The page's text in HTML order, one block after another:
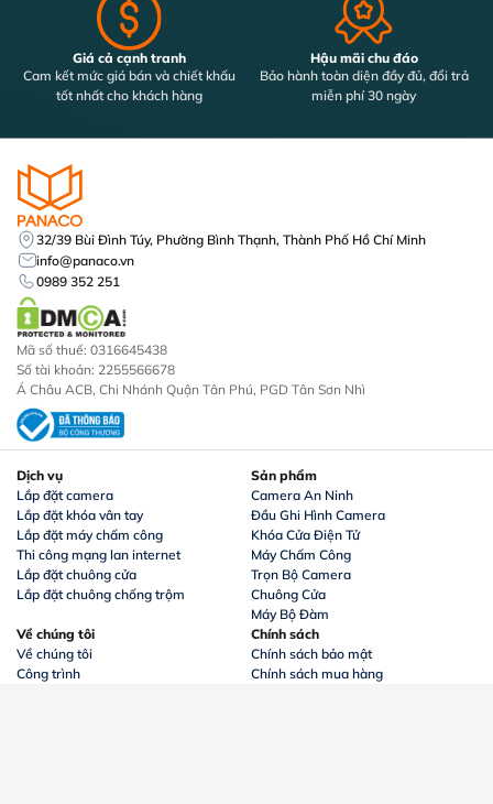
năng nổi bật như sau:
Hỗ trợđộ phân giải 3MP (2K) cùng cảm biến 1/3”
CMOScung cấp hình ảnh rõ nét hơn so với các dòng
camera Full HD cùng phân khúc.
camera tự động xoay theo chuyển động của người, vật
trong khung hình, giúp phát hiện kịp thời những hành vi
xa tiện lợi.
Giá cả cạnh tranh
Cam kết mức giá bán và chiết khấu
tốt nhất cho khách hàng
Hậu mãi chu đáo
Bảo hành toàn diện đầy đủ, đổi trả
miễn phí 30 ngày
Về chúng tôi
Về chúng tôi
Công trình
Dịch vụ
Lắp đặt camera
Lắp đặt khóa vân tay
Lắp đặt máy chấm công
Thi công mạng lan internet
Lắp đặt chuông cửa
Lắp đặt chuông chống trộm
Sản phẩm
Camera An Ninh
Đầu Ghi Hình Camera
Khóa Cửa Điện Tử
Máy Chấm Công
Trọn Bộ Camera
Chuông Cửa
Máy Bộ Đàm
Chính sách
Chính sách bảo mật
Chính sách mua hàng
32/39 Bùi Đình Túy, Phường Bình Thạnh, Thành Phố Hồ Chí Minh
info@panaco.vn
0989 352 251
Mã số thuế: 0316645438
Số tài khoản: 2255566678
Á Châu ACB, Chi Nhánh Quận Tân Phú, PGD Tân Sơn Nhì